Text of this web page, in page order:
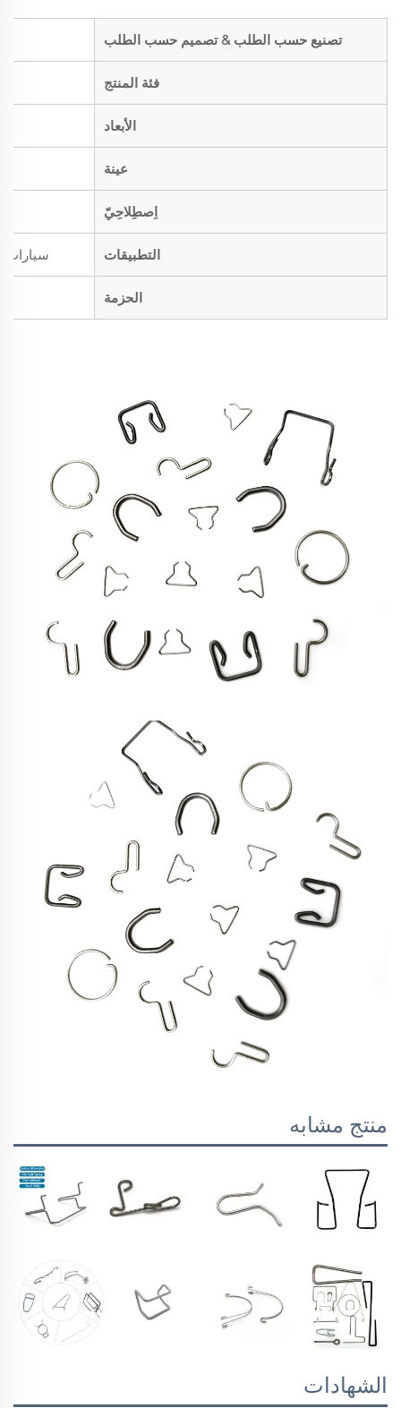
تصنيع حسب الطلب & تصميم حسب الطلب
فئة المنتج
الأبعاد
عينة
اِصطِلاحِيّ
التطبيقات سيارات،
الحزمة
منتج مشابه
الشهادات